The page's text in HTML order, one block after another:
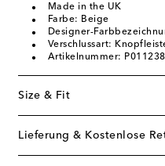
Made in the UK
Farbe: Beige
Designer-
Verschlussart:
Artikelnummer:
Size & Fit
Lieferung & Kostenlose